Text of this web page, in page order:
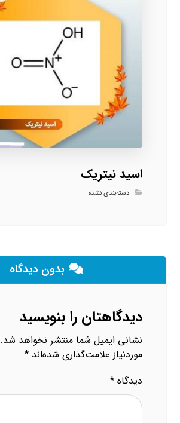
اسید نیتریک
دسته‌بندی نشده
بدون دیدگاه
دیدگاهتان را بنویسید
نشانی ایمیل شما منتشر نخواهد شد.
موردنیاز علامت‌گذاری شده‌اند*
دیدگاه*